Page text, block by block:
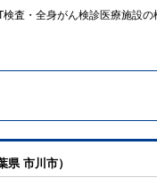
査・全身がん検診医療施設の
県 市川市）